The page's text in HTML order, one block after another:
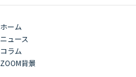
ホーム
ニュース
コラム
ZOOM背景